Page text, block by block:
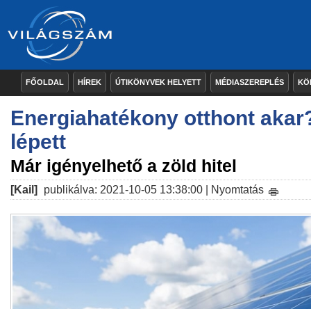
FŐOLDAL HÍREK ÚTIKÖNYVEK HELYETT MÉDIASZEREPLÉS
Energiahatékony otthont
lépett
Már igényelhető a zöld hitel
[Kail] publikálva: 2021-10-05 13:38:00 | Nyomtatás